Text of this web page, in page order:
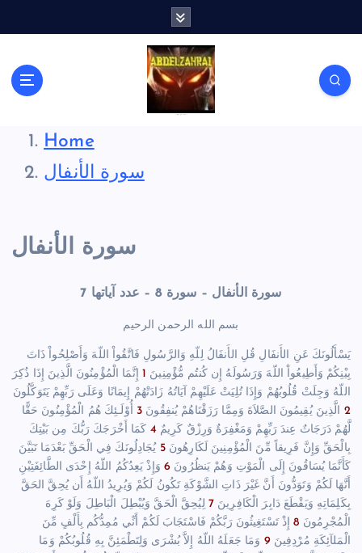
Home
سورة الأنفال
سورة الأنفال
سورة الأنفال – سورة 8 – عدد آياتها 7
بسم الله الرحمن الرحيم
يَسْأَلُونَكَ عَنِ الأَنفَالِ قُلِ الأَنفَالُ لِلّهِ وَالرَّسُولِ فَاتَّقُواْ اللّهَ وَأَصْلِحُواْ ذَاتَ
بِيْنِكُمْ وَأَطِيعُواْ اللّهَ وَرَسُولَهُ إِن كُنتُم مُّؤْمِنِينَ 1 إِنَّمَا الْمُؤْمِنُونَ الَّذِينَ إِذَا ذُكِرَ
اللّهُ وَجِلَتْ قُلُوبُهُمْ وَإِذَا تُلِيَتْ عَلَيْهِمْ آيَاتُهُ زَادَتْهُمْ إِيمَانًا وَعَلَى رَبِّهِمْ يَتَوَكَّلُونَ
2 الَّذِينَ يُقِيمُونَ الصَّلاَةَ وَمِمَّا رَزَقْنَاهُمْ يُنفِقُونَ 3 أُوْلَـئِكَ هُمُ الْمُؤْمِنُونَ حَقًّا
لَّهُمْ دَرَجَاتٌ عِندَ رَبِّهِمْ وَمَغْفِرَةٌ وَرِزْقٌ كَرِيمٌ 4 كَمَا أَخْرَجَكَ رَبُّكَ مِن بَيْتِكَ
بِالْحَقِّ وَإِنَّ فَرِيقاً مِّنَ الْمُؤْمِنِينَ لَكَارِهُونَ5 يُجَادِلُونَكَ فِي الْحَقِّ بَعْدَمَا تَبَيَّنَ
كَأَنَّمَا يُسَاقُونَ إِلَى الْمَوْتِ وَهُمْ يَنظُرُونَ 6 وَإِذْ يَعِدُكُمُ اللّهُ إِحْدَى الطَّائِفَتِيْنِ
أَنَّهَا لَكُمْ وَتَوَدُّونَ أَنَّ غَيْرَ ذَاتِ الشَّوْكَةِ تَكُونُ لَكُمْ وَيُرِيدُ اللّهُ أَن يُحِقَّ الحَقَّ
بِكَلِمَاتِهِ وَيَقْطَعَ دَابِرَ الْكَافِرِينَ7 لِيُحِقَّ الْحَقَّ وَيُبْطِلَ الْبَاطِلَ وَلَوْ كَرِهَ
الْمُجْرِمُونَ 8إِذْ تَسْتَغِيثُونَ رَبَّكُمْ فَاسْتَجَابَ لَكُمْ أَنِّي مُمِدُّكُم بِأَلْفٍ مِّنَ
الْمَلآئِكَةِ مُرْدِفِينَ9 وَمَا جَعَلَهُ اللّهُ إِلاَّ بُشْرَى وَلِتَطْمَئِنَّ بِهِ قُلُوبُكُمْ وَمَا